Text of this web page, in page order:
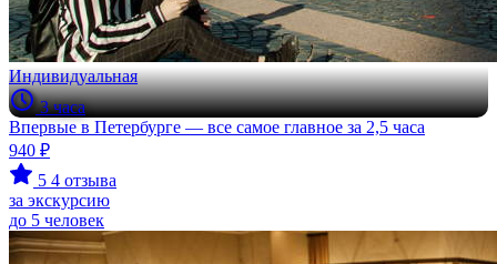
Индивидуальная
3 часа
Впервые в Петербурге — все самое главное за 2,5 часа
940 ₽
5 4 отзыва
за экскурсию
до 5 человек